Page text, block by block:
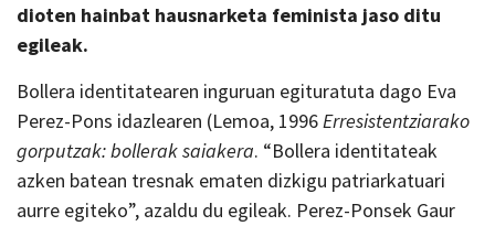
dioten hainbat hausnarketa feminista jaso ditu
egileak.
Bollera identitatearen inguruan egituratuta dago Eva
Perez-Pons idazlearen (Lemoa, 1996Erresistentziarako
gorputzak: bollerak saiakera. “Bollera identitateak
azken batean tresnak ematen dizkigu patriarkatuari
aurre egiteko”, azaldu du egileak. Perez-Ponsek Gaur